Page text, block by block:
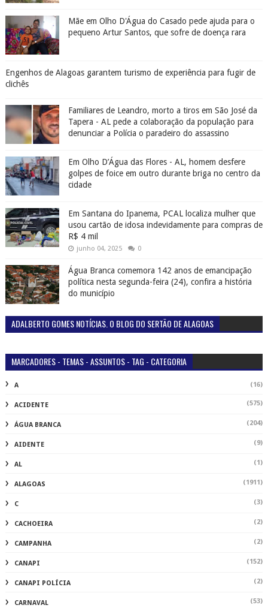
Mãe em Olho D'Água do Casado pede ajuda para o
pequeno Artur Santos, que sofre de doença rara
Engenhos de Alagoas garantem turismo de experiência para fugir de
clichês
Familiares de Leandro, morto a tiros em São José da
Tapera - AL pede a colaboração da população para
denunciar a Polícia o paradeiro do assassino
Em Olho D’Água das Flores - AL, homem desfere
golpes de foice em outro durante briga no centro da
cidade
Em Santana do Ipanema, PCAL localiza mulher que
usou cartão de idosa indevidamente para compras de
R$ 4 mil
junho 04, 2025 0
Água Branca comemora 142 anos de emancipação
política nesta segunda-feira (24), confira a história
do município
ADALBERTO GOMES NOTÍCIAS. O BLOG DO SERTÃO DE ALAGOAS
MARCADORES - TEMAS - ASSUNTOS - TAG - CATEGORIA
A (16)
ACIDENTE (575)
ÁGUA BRANCA (204)
AIDENTE (9)
AL (1)
ALAGOAS (1911)
C (3)
CACHOEIRA (2)
CAMPANHA (2)
CANAPI (152)
CANAPI POLÍCIA (2)
CARNAVAL (53)